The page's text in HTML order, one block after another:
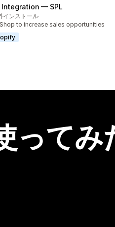
Integration — SPL
736件
インストール
to increase sales opportunities
ってみ